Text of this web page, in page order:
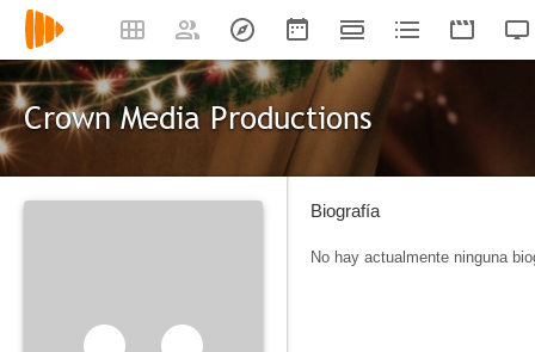
Crown Media Productions
Biografía
No hay actualmente ninguna